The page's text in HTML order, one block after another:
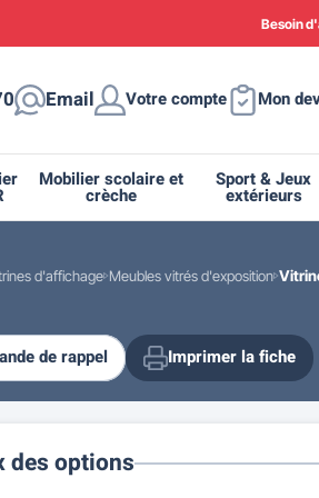
Besoin
Email Votre compte Mon
Fleurissement
Supports et abris
Miroir de sécurité
Drapeau -
Espace
Mobilier scolaire et
crèche
Casiers et meubles
Sport & Jeux
extérieurs
d'affichage Meubles vitrés d'exposition
des options
de rappel Imprimer la fiche